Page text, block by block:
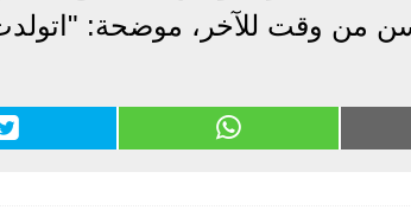
من وقت للآخر، موضحة: